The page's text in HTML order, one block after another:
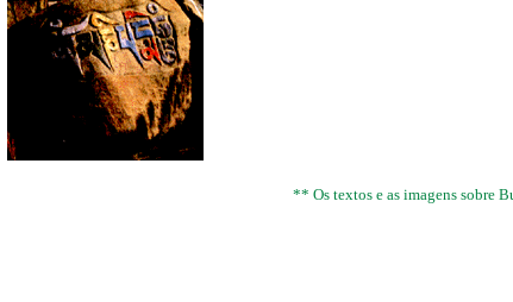
** Os textos e as imagens sobre